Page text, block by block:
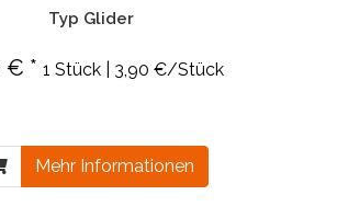
Typ Glider
€ * 1 Stück | 3,90 €/Stück
Mehr Informationen